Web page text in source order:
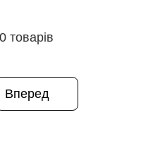
товарів
Вперед